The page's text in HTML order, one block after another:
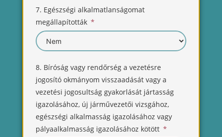
7. Egészségi alkalmatlanságomat
megállapították
8. Bíróság vagy rendőrség a vezetésre
jogosító okmányom visszaadását vagy a
vezetési jogosultság gyakorlását jártasság
igazolásához, új járművezetői vizsgához,
egészségi alkalmasság igazolásához vagy
pályaalkalmasság igazolásához kötött